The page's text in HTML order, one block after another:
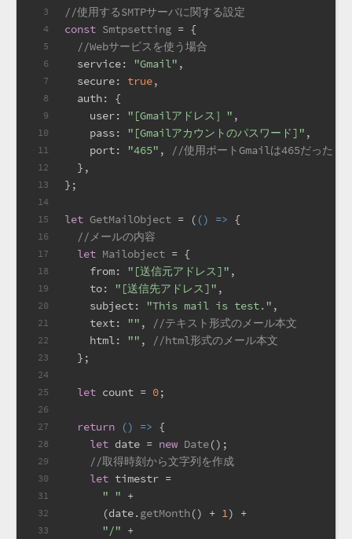
3
4
5
6
7
8
9
10
11
12
13
14
15
16
17
18
19
20
21
22
23
24
25
26
27
28
29
30
31
32
33
//使用するSMTPサーバに関する設定
const Smtpsetting = {
//Webサービスを使う場合
service: "Gmail" ,
secure: true,
auth: {
user: "[Gmailアドレス］" ,
pass: "[Gmailアカウントのパスワード]" ,
port: "465" ,
//使用ポートGmailは465だった
  },
};
let GetMailObject = ( () => {
//メールの内容
let Mailobject = {
from: "[送信元アドレス]" ,
to: "[送信先アドレス]" ,
subject: "This mail is test." ,
text: "" ,
//テキスト形式のメール本文
html: "" ,
//html形式のメール本文
  };
let count = 0;
return () => {
let date = new Date();
//取得時刻から文字列を作成
let timestr =
" " +
      (date.
getMonth() + 1) +
"/" +